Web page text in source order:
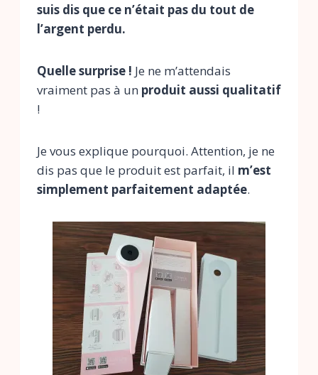
suis dis que ce n’était pas du tout de
l’argent perdu.
Quelle surprise ! Je ne m’attendais
vraiment pas à un produit aussi qualitatif
!
Je vous explique pourquoi. Attention, je ne
dis pas que le produit est parfait, il m’est
simplement parfaitement adaptée.